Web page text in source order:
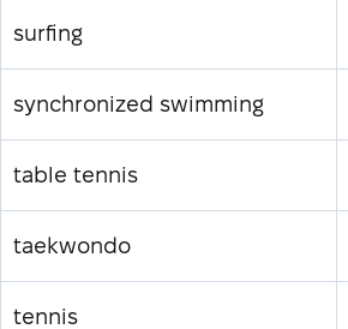
surfing
synchronized swimming
table tennis
taekwondo
tennis